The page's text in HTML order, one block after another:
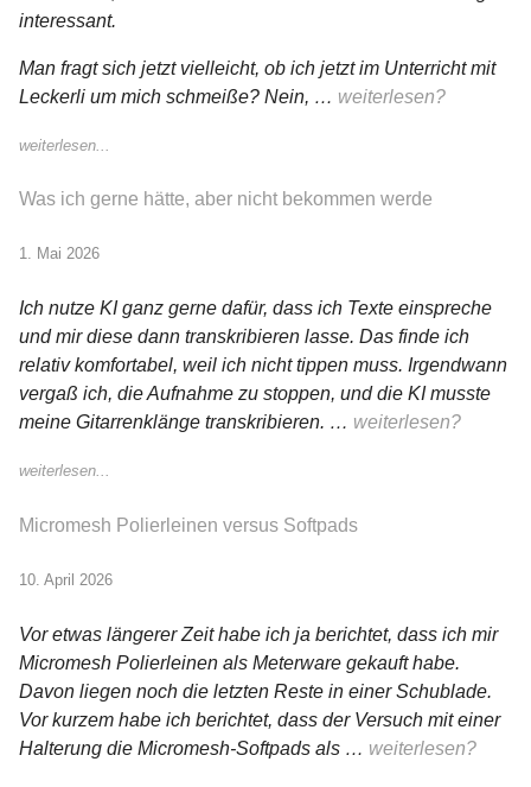
interessant.
Man fragt sich jetzt vielleicht, ob ich jetzt im Unterricht mit
Leckerli um mich schmeiße? Nein, … weiterlesen?
weiterlesen...
Was ich gerne hätte, aber nicht bekommen werde
1. Mai 2026
Ich nutze KI ganz gerne dafür, dass ich Texte einspreche
und mir diese dann transkribieren lasse. Das finde ich
relativ komfortabel, weil ich nicht tippen muss. Irgendwann
vergaß ich, die Aufnahme zu stoppen, und die KI musste
meine Gitarrenklänge transkribieren. … weiterlesen?
weiterlesen...
Micromesh Polierleinen versus Softpads
10. April 2026
Vor etwas längerer Zeit habe ich ja berichtet, dass ich mir
Micromesh Polierleinen als Meterware gekauft habe.
Davon liegen noch die letzten Reste in einer Schublade.
Vor kurzem habe ich berichtet, dass der Versuch mit einer
Halterung die Micromesh-Softpads als … weiterlesen?